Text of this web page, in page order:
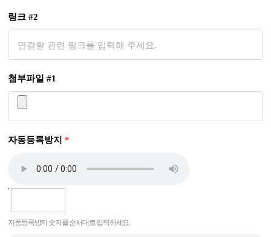
링크 #2
첨부파일 #1
자동등록방지 *
자동등록방지 숫자를 순서대로 입력하세요.